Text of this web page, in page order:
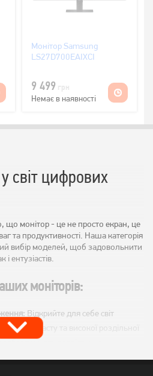
Монітор Samsung
LS27D700EAIXCI
9 499
Немає в наявності
світ цифрових
що монітор - це не просто екран, це
та продуктивності. Наша категорія
вибір моделей, щоб задовольнити
ентузіастів.
моніторів:
Відкрийте для себе світ
контрасту та високої роздільної
реалістичне